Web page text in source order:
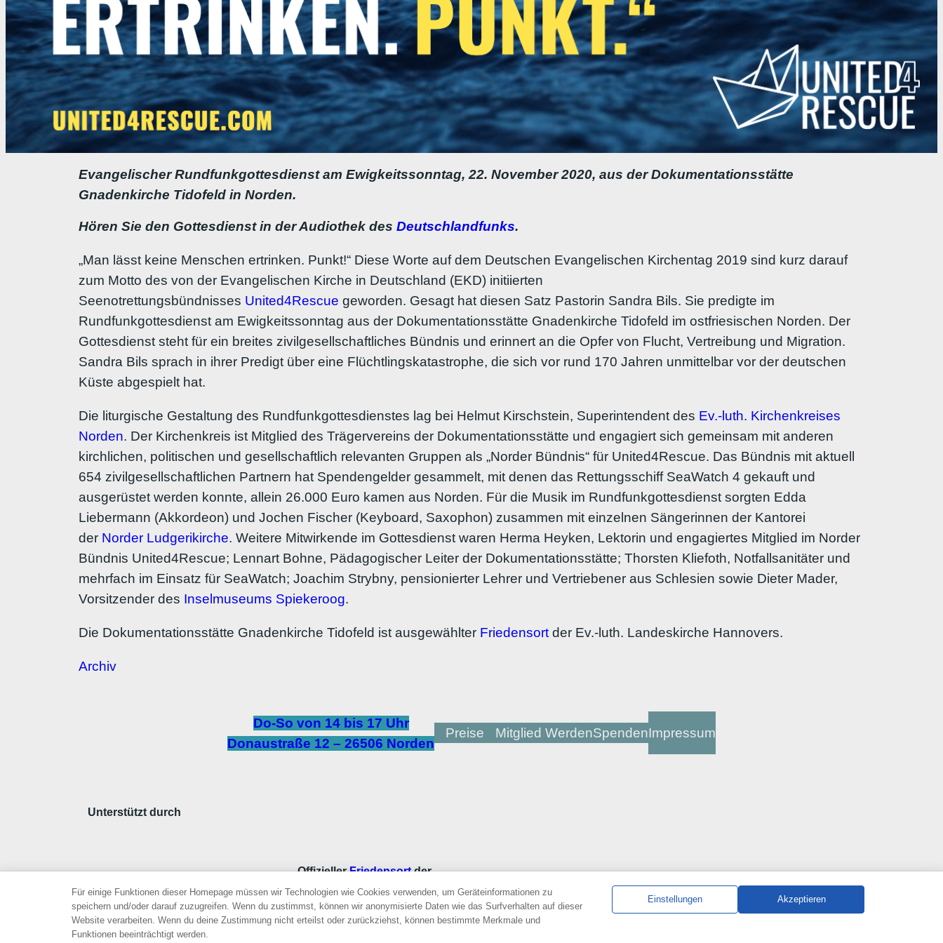
Evangelischer Rundfunkgottesdienst am Ewigkeitssonntag, 22. November 2020, aus der Dokumentationsstätte
Gnadenkirche Tidofeld in Norden.
Hören Sie den Gottesdienst in der Audiothek des Deutschlandfunks.
„Man lässt keine Menschen ertrinken. Punkt!“ Diese Worte auf dem Deutschen Evangelischen Kirchentag 2019 sind kurz darauf
zum Motto des von der Evangelischen Kirche in Deutschland (EKD) initiierten
Seenotrettungsbündnisses United4Rescue geworden. Gesagt hat diesen Satz Pastorin Sandra Bils. Sie predigte im
Rundfunkgottesdienst am Ewigkeitssonntag aus der Dokumentationsstätte Gnadenkirche Tidofeld im ostfriesischen Norden. Der
Gottesdienst steht für ein breites zivilgesellschaftliches Bündnis und erinnert an die Opfer von Flucht, Vertreibung und Migration.
Sandra Bils sprach in ihrer Predigt über eine Flüchtlingskatastrophe, die sich vor rund 170 Jahren unmittelbar vor der deutschen
Küste abgespielt hat.
Die liturgische Gestaltung des Rundfunkgottesdienstes lag bei Helmut Kirschstein, Superintendent des Ev.-luth. Kirchenkreises
Norden. Der Kirchenkreis ist Mitglied des Trägervereins der Dokumentationsstätte und engagiert sich gemeinsam mit anderen
kirchlichen, politischen und gesellschaftlich relevanten Gruppen als „Norder Bündnis“ für United4Rescue. Das Bündnis mit aktuell
654 zivilgesellschaftlichen Partnern hat Spendengelder gesammelt, mit denen das Rettungsschiff SeaWatch 4 gekauft und
ausgerüstet werden konnte, allein 26.000 Euro kamen aus Norden. Für die Musik im Rundfunkgottesdienst sorgten Edda
Liebermann (Akkordeon) und Jochen Fischer (Keyboard, Saxophon) zusammen mit einzelnen Sängerinnen der Kantorei
der Norder Ludgerikirche. Weitere Mitwirkende im Gottesdienst waren Herma Heyken, Lektorin und engagiertes Mitglied im Norder
Bündnis United4Rescue; Lennart Bohne, Pädagogischer Leiter der Dokumentationsstätte; Thorsten Kliefoth, Notfallsanitäter und
mehrfach im Einsatz für SeaWatch; Joachim Strybny, pensionierter Lehrer und Vertriebener aus Schlesien sowie Dieter Mader,
Vorsitzender des Inselmuseums Spiekeroog.
Die Dokumentationsstätte Gnadenkirche Tidofeld ist ausgewählter Friedensortder Ev.-luth. Landeskirche Hannovers.
Archiv
Do-So von 14 bis 17 Uhr
Donaustraße 12 – 26506 Norden
Preise Mitglied WerdenSpendenImpressum
Unterstützt durch
OffiziellerFriedensortder
This site is protected by reCAPTCHA and the Google
Für einige Funktionen dieser Homepage müssen wir Technologien wie Cookies verwenden, um Geräteinformationen zu
speichern und/oder darauf zuzugreifen. Wenn du zustimmst, können wir anonymisierte Daten wie das Surfverhalten auf dieser
Website verarbeiten. Wenn du deine Zustimmung nicht erteilst oder zurückziehst, können bestimmte Merkmale und
Funktionen beeinträchtigt werden.
Einstellungen Akzeptieren